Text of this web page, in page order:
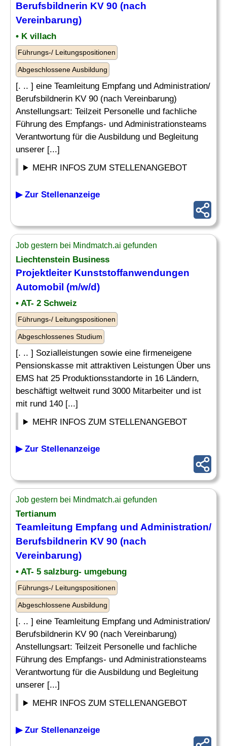
Berufsbildnerin KV 90 (nach
Vereinbarung)
• K villach
Führungs-/ Leitungspositionen
Abgeschlossene Ausbildung
[. .. ] eine Teamleitung Empfang und Administration/
Berufsbildnerin KV 90 (nach Vereinbarung)
Anstellungsart: Teilzeit Personelle und fachliche
Führung des Empfangs- und Administrationsteams
Verantwortung für die Ausbildung und Begleitung
unserer [...]
MEHR INFOS ZUM STELLENANGEBOT
▶ Zur Stellenanzeige
Job gestern bei Mindmatch.ai gefunden
Liechtenstein Business
Projektleiter Kunststoffanwendungen
Automobil (m/w/d)
• AT- 2 Schweiz
Führungs-/ Leitungspositionen
Abgeschlossenes Studium
[. .. ] Sozialleistungen sowie eine firmeneigene
Pensionskasse mit attraktiven Leistungen Über uns
EMS hat 25 Produktionsstandorte in 16 Ländern,
beschäftigt weltweit rund 3000 Mitarbeiter und ist
mit rund 140 [...]
MEHR INFOS ZUM STELLENANGEBOT
▶ Zur Stellenanzeige
Job gestern bei Mindmatch.ai gefunden
Tertianum
Teamleitung Empfang und Administration/
Berufsbildnerin KV 90 (nach
Vereinbarung)
• AT- 5 salzburg- umgebung
Führungs-/ Leitungspositionen
Abgeschlossene Ausbildung
[. .. ] eine Teamleitung Empfang und Administration/
Berufsbildnerin KV 90 (nach Vereinbarung)
Anstellungsart: Teilzeit Personelle und fachliche
Führung des Empfangs- und Administrationsteams
Verantwortung für die Ausbildung und Begleitung
unserer [...]
MEHR INFOS ZUM STELLENANGEBOT
▶ Zur Stellenanzeige